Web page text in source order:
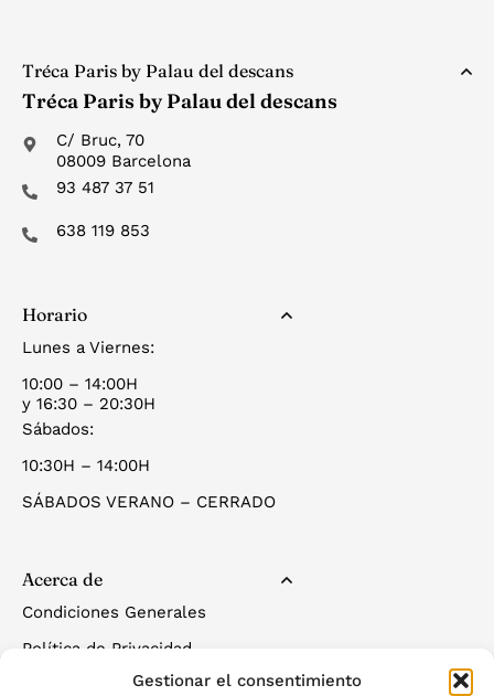
Gestionar el consentimiento
Tréca Paris by Palau del descans
Tréca Paris by Palau del descans
C/ Bruc, 70
08009 Barcelona
93 487 37 51
638 119 853
Horario
Lunes a Viernes:
10:00 – 14:00H
y 16:30 – 20:30H
Sábados:
10:30H – 14:00H
SÁBADOS VERANO – CERRADO
Acerca de
Condiciones Generales
Política de Privacidad
Política de Cookies